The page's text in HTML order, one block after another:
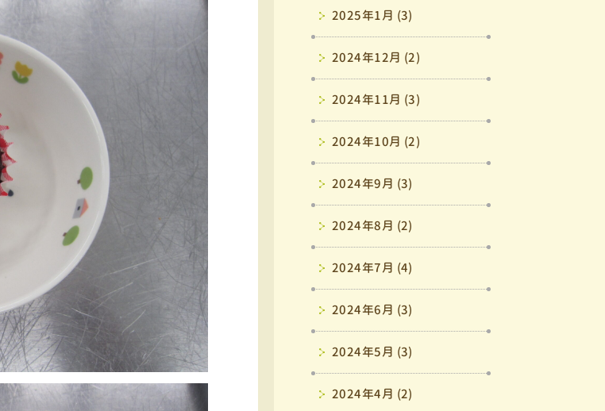
2025年1月 (3)
2024年12月 (2)
2024年11月 (3)
2024年10月 (2)
2024年9月 (3)
2024年8月 (2)
2024年7月 (4)
2024年6月 (3)
2024年5月 (3)
2024年4月 (2)